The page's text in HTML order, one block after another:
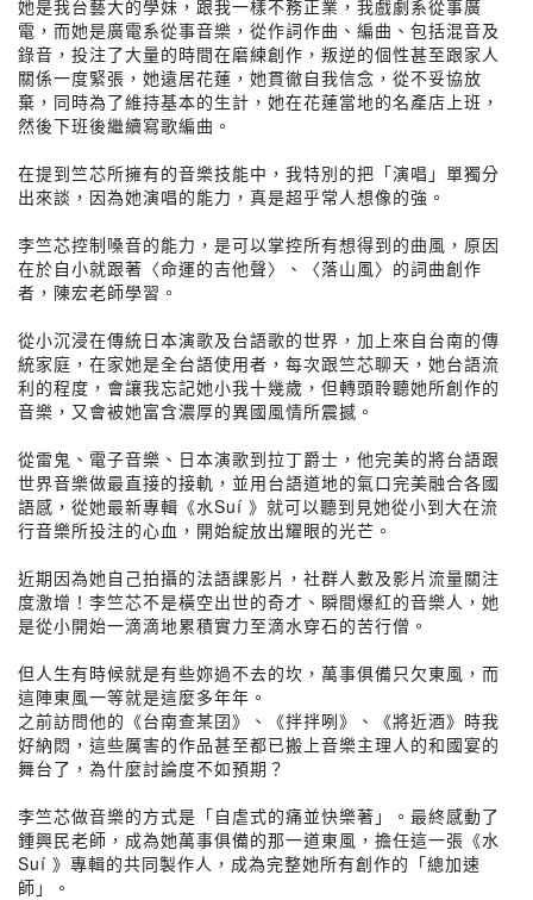
她是我台藝大的學妹，跟我一樣不務正業，我戲劇系從事廣
電，而她是廣電系從事音樂，從作詞作曲、編曲、包括混音及
錄音，投注了大量的時間在磨練創作，叛逆的個性甚至跟家人
關係一度緊張，她遠居花蓮，她貫徹自我信念，從不妥協放
棄，同時為了維持基本的生計，她在花蓮當地的名產店上班，
然後下班後繼續寫歌編曲。
在提到竺芯所擁有的音樂技能中，我特別的把「演唱」單獨分
出來談，因為她演唱的能力，真是超乎常人想像的強。
李竺芯控制嗓音的能力，是可以掌控所有想得到的曲風，原因
在於自小就跟著〈命運的吉他聲〉、〈落山風〉的詞曲創作
者，陳宏老師學習。
從小沉浸在傳統日本演歌及台語歌的世界，加上來自台南的傳
統家庭，在家她是全台語使用者，每次跟竺芯聊天，她台語流
利的程度，會讓我忘記她小我十幾歲，但轉頭聆聽她所創作的
音樂，又會被她富含濃厚的異國風情所震撼。
從雷鬼、電子音樂、日本演歌到拉丁爵士，他完美的將台語跟
世界音樂做最直接的接軌，並用台語道地的氣口完美融合各國
語感，從她最新專輯《水Suí 》就可以聽到見她從小到大在流
行音樂所投注的心血，開始綻放出耀眼的光芒。
近期因為她自己拍攝的法語課影片，社群人數及影片流量關注
度激增！李竺芯不是橫空出世的奇才、瞬間爆紅的音樂人，她
是從小開始一滴滴地累積實力至滴水穿石的苦行僧。
但人生有時候就是有些妳過不去的坎，萬事俱備只欠東風，而
這陣東風一等就是這麼多年年。
之前訪問他的《台南查某囝》、《拌拌咧》、《將近酒》時我
好納悶，這些厲害的作品甚至都已搬上音樂主理人的和國宴的
舞台了，為什麼討論度不如預期？
李竺芯做音樂的方式是「自虐式的痛並快樂著」。最終感動了
鍾興民老師，成為她萬事俱備的那一道東風，擔任這一張《水
Suí 》專輯的共同製作人，成為完整她所有創作的「總加速
師」。